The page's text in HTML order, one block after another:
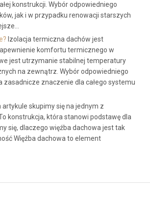
konstrukcji. Wybór odpowiedniego
jak i w przypadku renowacji starszych
Izolacja termiczna dachów jest
komfortu termicznego w
jest utrzymanie stabilnej temperatury
na zewnątrz. Wybór odpowiedniego
znaczenie dla całego systemu
artykule skupimy się na jednym z
konstrukcja, która stanowi podstawę dla
się, dlaczego więźba dachowa jest tak
Więźba dachowa to element